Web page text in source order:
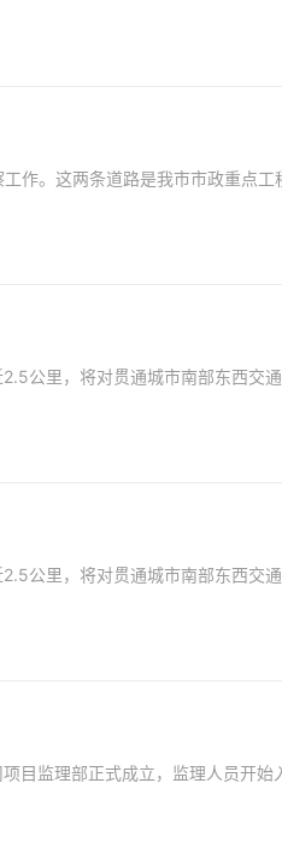
作。这两条道路是我市市政重点
公里，将对贯通城市南部东西交
公里，将对贯通城市南部东西交
目监理部正式成立，监理人员开